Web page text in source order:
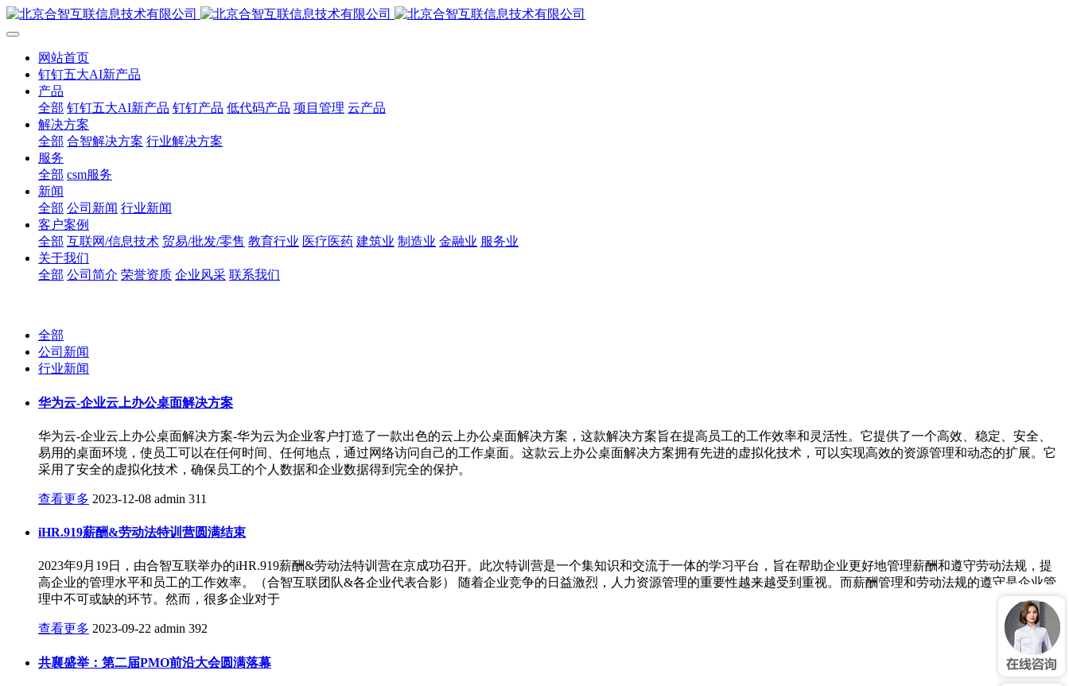
网站首页
钉钉五大AI新产品
产品
全部 钉钉五大AI新产品 钉钉产品 低代码产品 项目管理 云产品
解决方案
全部 合智解决方案 行业解决方案
服务
全部 csm服务
新闻
全部 公司新闻 行业新闻
客户案例
全部 互联网/信息技术 贸易/批发/零售 教育行业 医疗医药 建筑业 制造业 金融业 服务业
关于我们
全部 公司简介 荣誉资质 企业风采 联系我们
全部
公司新闻
行业新闻
华为云-企业云上办公桌面解决方案
华为云-企业云上办公桌面解决方案-华为云为企业客户打造了一款出色的云上办公桌面解决方案，这款解决方案旨在提高员工的工作效率和灵活性。它提供了一个高效、稳定、安全、
易用的桌面环境，使员工可以在任何时间、任何地点，通过网络访问自己的工作桌面。这款云上办公桌面解决方案拥有先进的虚拟化技术，可以实现高效的资源管理和动态的扩展。它
采用了安全的虚拟化技术，确保员工的个人数据和企业数据得到完全的保护。
查看更多 2023-12-08 admin 311
iHR.919薪酬&劳动法特训营圆满结束
2023年9月19日，由合智互联举办的iHR.919薪酬&劳动法特训营在京成功召开。此次特训营是一个集知识和交流于一体的学习平台，旨在帮助企业更好地管理薪酬和遵守劳动法规，提
高企业的管理水平和员工的工作效率。（合智互联团队&各企业代表合影） 随着企业竞争的日益激烈，人力资源管理的重要性越来越受到重视。而薪酬管理和劳动法规的遵守是企业管
理中不可或缺的环节。然而，很多企业对于
查看更多 2023-09-22 admin 392
共襄盛举：第二届PMO前沿大会圆满落幕